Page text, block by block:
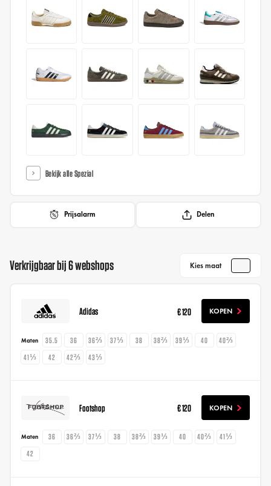
Bekijk alle Spezial
Prijsalarm Delen
Verkrijgbaar bij 6 webshops Kies maat
Adidas € 120 KOPEN
Maten 35.5 36 36⅔ 37⅓ 38 38⅔ 39⅓ 40
40⅔
41⅓
42 42⅔ 43⅓
Footshop € 120 KOPEN
Maten 36 36⅔ 37⅓ 38 38⅔ 39⅓ 40 40⅔
41⅓
42